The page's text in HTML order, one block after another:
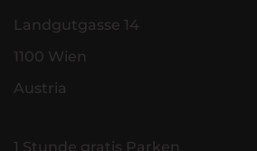
Landgutgasse 14
1100 Wien
Austria
1 Stunde gratis Parken